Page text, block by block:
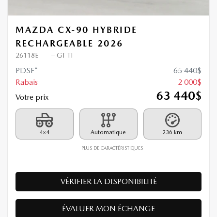
MAZDA CX-90 HYBRIDE
RECHARGEABLE 2026
26118E – GT TI
PDSF* 65 440$
Rabais
2 000$
Votre prix
63 440$
4×4 Automatique 236 km
PLUS DE CARACTÉRISTIQUES
VÉRIFIER LA DISPONIBILITÉ
ÉVALUER MON ÉCHANGE